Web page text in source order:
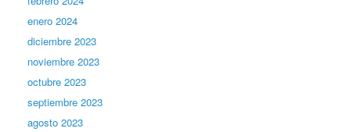
enero 2024
diciembre 2023
noviembre 2023
octubre 2023
septiembre 2023
agosto 2023